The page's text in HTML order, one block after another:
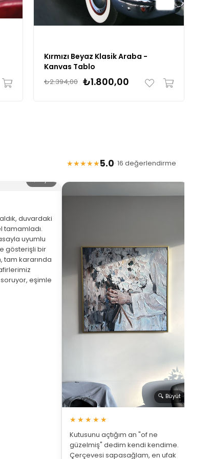
Kırmızı Beyaz Klasik Araba -
Kanvas Tablo
₺1.800,00
₺2.394,00
★★★★★5.0· 16 değerlendirme
duvardaki
tamamladı.
uyumlu
gösterişli bir
tam kararında
soruyor, eşimle
🔍 Büyüt
★★★★★
Kutusunu açtığım an "of ne
güzelmiş" dedim kendi kendime.
Çerçevesi sapasağlam, en ufak